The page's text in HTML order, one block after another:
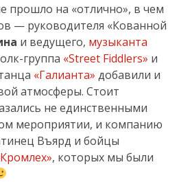
прошло на «отлично», в чем
— руководителя «Кованной
и ведущего, музыканта
группа «Street Fiddlers» и
«Галианта» добавили и
атмосферы. Стоит
не единственными
мероприятии, и компанию
Въярд и бойцы
, которых мы были